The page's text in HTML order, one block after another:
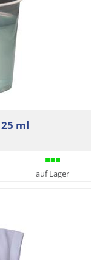
ml
auf Lager